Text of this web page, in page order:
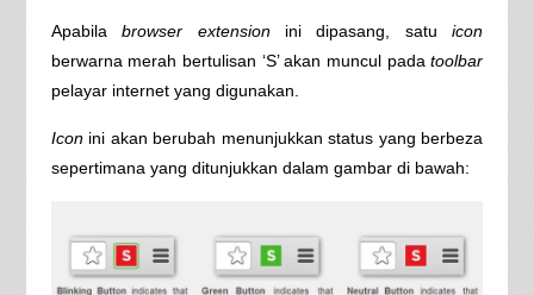
Apabilabrowser extensionini dipasang, satuicon
berwarna merah bertulisan ‘S’ akan muncul padatoolbar
pelayar internet yang digunakan.
Iconini akan berubah menunjukkan status yang berbeza
sepertimana yang ditunjukkan dalam gambar di bawah: